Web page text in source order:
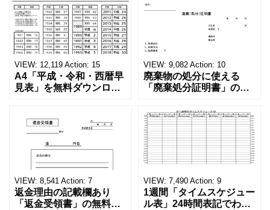
無
料
VIEW: 12,119 Action: 15
A4「平成・令和・西暦早
見表」を無料ダウンロー
る！印刷可能な一覧表！
印刷可能な平成・令和・
西暦早見表を無料ダウン
ロードでご利用いただけ
ます。 パソコンに保存し
ていただくか、A4サイズ
でコピーしてご
VIEW: 9,082 Action: 10
廃棄物の処分に使える
「廃棄処分証明書」の無
ーカーの代理店、回収業
者へおすすめ！(Excel・
Word・PDF)正しく廃棄
されたことを証明する書
類「廃棄処分証明書」の
テンプレートです。 量販
店や家電メーカーの代理
店、回収
VIEW: 8,541 Action: 7
返金理由の記載欄あり
「返金受領書」の無料テ
VIEW: 7,490 Action: 9
1週間「タイムスケジュー
ル表」24時間表記でわか